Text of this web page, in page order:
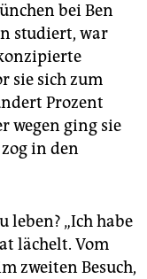
bei Ben
studiert, war
sie sich zum
Prozent
wegen ging sie
in den
leben? „Ich habe
lächelt. Vom
zweiten Besuch,